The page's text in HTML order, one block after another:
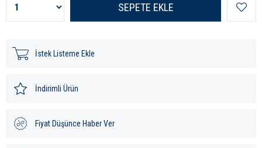
İstek Listeme Ekle
İndirimli Ürün
Fiyat Düşünce Haber Ver